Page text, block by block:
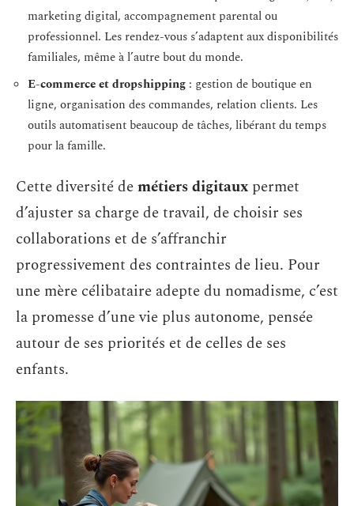
marketing digital, accompagnement parental ou
professionnel. Les rendez-vous s’adaptent aux disponibilités
familiales, même à l’autre bout du monde.
E-commerce et dropshipping : gestion de boutique en
ligne, organisation des commandes, relation clients. Les
outils automatisent beaucoup de tâches, libérant du temps
pour la famille.
Cette diversité demétiers digitaux permet
d’ajuster sa charge de travail, de choisir ses
collaborations et de s’affranchir
progressivement des contraintes de lieu. Pour
une mère célibataire adepte du nomadisme, c’est
la promesse d’une vie plus autonome, pensée
autour de ses priorités et de celles de ses
enfants.